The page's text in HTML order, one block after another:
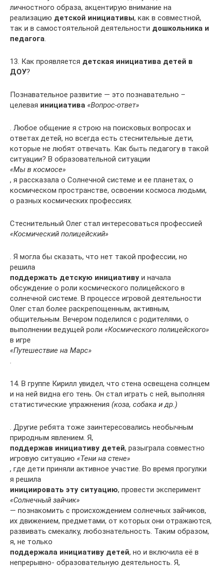
личностного образа, акцентирую внимание на
реализацию детской инициативы, как в совместной,
так и в самостоятельной деятельности дошкольника и
педагога.
13. Как проявляется детская инициатива детей в
ДОУ?
Познавательное развитие — это познавательно –
целевая инициатива «Вопрос-ответ»
. Любое общение я строю на поисковых вопросах и
ответах детей, но всегда есть стеснительные дети,
которые не любят отвечать. Как быть педагогу в такой
ситуации? В образовательной ситуации
«Мы в космосе»
, я рассказала о Солнечной системе и ее планетах, о
космическом пространстве, освоении космоса людьми,
о разных космических профессиях.
Стеснительный Олег стал интересоваться профессией
«Космический полицейский»
. Я могла бы сказать, что нет такой профессии, но
решила
поддержать детскую инициативу и начала
обсуждение о роли космического полицейского в
солнечной системе. В процессе игровой деятельности
Олег стал более раскрепощенным, активным,
общительным. Вечером поделился с родителями, о
выполнении ведущей роли «Космического полицейского»
в игре
«Путешествие на Марс»
.
14. В группе Кирилл увидел, что стена освещена солнцем
и на ней видна его тень. Он стал играть с ней, выполняя
статистические упражнения (коза, собака и др.)
. Другие ребята тоже заинтересовались необычным
природным явлением. Я,
поддержав инициативу детей, разыграла совместно
игровую ситуацию «Тени на стене»
, где дети приняли активное участие. Во время прогулки
я решила
инициировать эту ситуацию, провести эксперимент
«Солнечный зайчик»
— познакомить с происхождением солнечных зайчиков,
их движением, предметами, от которых они отражаются,
развивать смекалку, любознательность. Таким образом,
я, не только
поддержала инициативу детей, но и включила её в
непрерывно- образовательную деятельность. Я,